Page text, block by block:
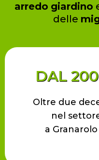
arredo giardino
delle
DAL
Oltre due
nel
a